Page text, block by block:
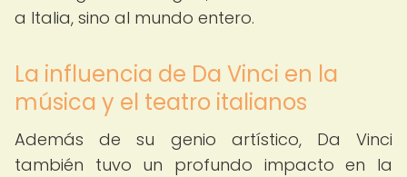
a Italia, sino al mundo entero.
La influencia de Da Vinci en la
música y el teatro italianos
Además de su genio artístico, Da Vinci
también tuvo un profundo impacto en la